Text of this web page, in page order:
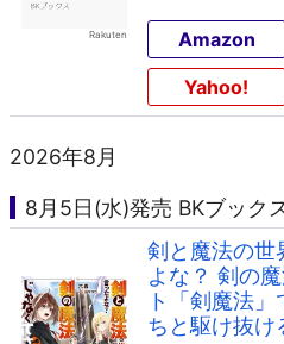
Amazon
Yahoo!
2026年8月
8月5日(水)発売 BKブック
剣と魔法の世
よな？ 剣の
ト「剣魔法
ちと駆け抜け